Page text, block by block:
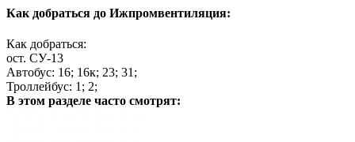
Как добраться до Ижпромвентиляция:
Как добраться:
ост. СУ-13
Автобус: 16; 16к; 23; 31;
Троллейбус: 1; 2;
В этом разделе часто смотрят: